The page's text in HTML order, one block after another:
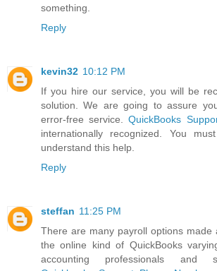
something.
Reply
kevin32 10:12 PM
If you hire our service, you will be
solution. We are going to assure
error-free service.QuickBooks
internationally recognized. You
understand this help.
Reply
steffan 11:25 PM
There are many payroll options made
the online kind of QuickBooks
accounting professionals and